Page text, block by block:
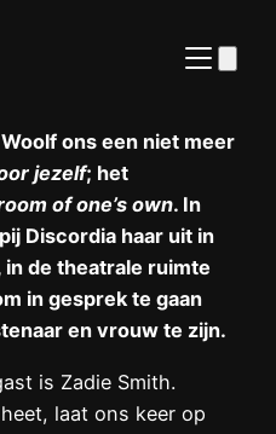
ons een niet meer
jezelf; het
of one’s own. In
Discordia haar uit in
in de theatrale ruimte
in gesprek te gaan
en vrouw te zijn.
is Zadie Smith.
laat ons keer op